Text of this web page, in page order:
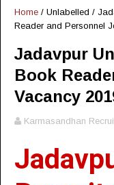
Home / Unlabelled /
Reader and Personnel
Jadavpur
Book
Vacancy
Karmasandhan